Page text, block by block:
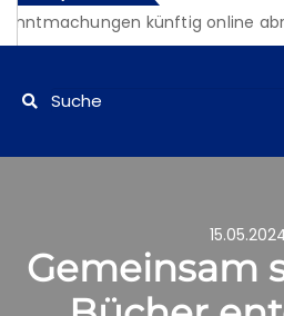
künftig online
Gemeinsam